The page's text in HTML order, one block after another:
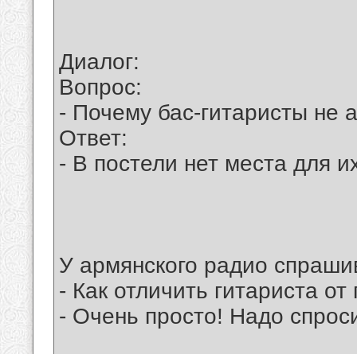
Диалог:
Вопрос:
- Почему бас-гитаристы не
Ответ:
- В постели нет места для
У аpмянского pадио
- Как отличить гитаpиста
- Очень пpосто! Hадо